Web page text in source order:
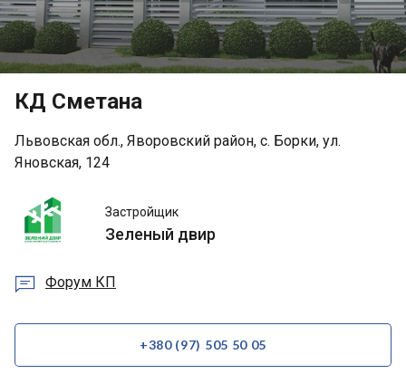
КД Сметана
Львовская обл., Яворовский район, с. Борки, ул.
Яновская, 124
Зеленый
двир
Застройщик
Зеленый двир
 Форум КП
+380 (97) 505 50 05